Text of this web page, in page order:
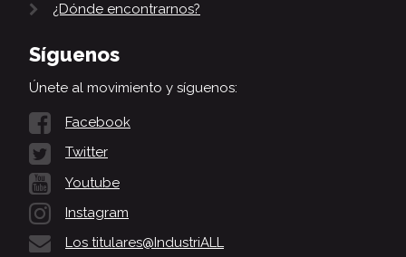
¿Dónde encontrarnos?
Síguenos
Únete al movimiento y síguenos:
Facebook
Twitter
Youtube
Instagram
Los titulares@IndustriALL